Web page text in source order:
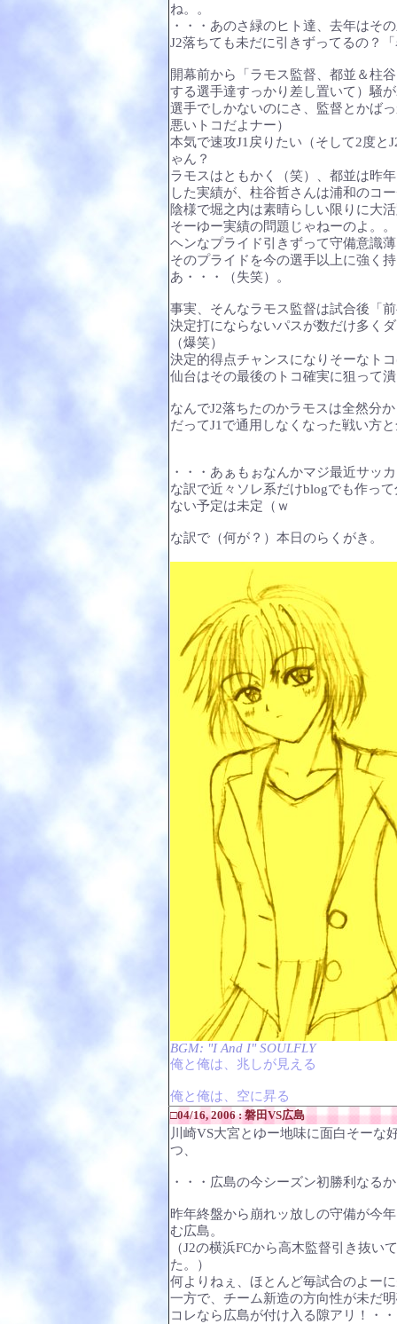
ね。。
・・・あのさ緑のヒト達、去年はそ
J2落ちても未だに引きずってるの？
開幕前から「ラモス監督、都並＆柱
する選手達すっかり差し置いて）騒
選手でしかないのにさ、監督とかば
悪いトコだよナー）
本気で速攻J1戻りたい（そして2度と
ゃん？
ラモスはともかく（笑）、都並は昨
した実績が、柱谷哲さんは浦和のコ
陰様で堀之内は素晴らしい限りに大
そーゆー実績の問題じゃねーのよ。。
ヘンなプライド引きずって守備意識
そのプライドを今の選手以上に強く
あ・・・（失笑）。
事実、そんなラモス監督は試合後「
決定打にならないパスが数だけ多く
（爆笑）
決定的得点チャンスになりそーなト
仙台はその最後のトコ確実に狙って
なんでJ2落ちたのかラモスは全然分
だってJ1で通用しなくなった戦い方
・・・あぁもぉなんかマジ最近サッ
な訳で近々ソレ系だけblogでも作っ
ない予定は未定（ｗ
な訳で（何が？）本日のらくがき。
BGM: "I And I" SOULFLY
俺と俺は、兆しが見える
俺と俺は、空に昇る
□04/16, 2006 : 磐田VS広島
川崎VS大宮とゆー地味に面白そーな
つ、
・・・広島の今シーズン初勝利なる
昨年終盤から崩れッ放しの守備が今
む広島。
（J2の横浜FCから高木監督引き抜
た。）
何よりねぇ、ほとんど毎試合のよー
一方で、チーム新造の方向性が未だ
コレなら広島が付け入る隙アリ！・